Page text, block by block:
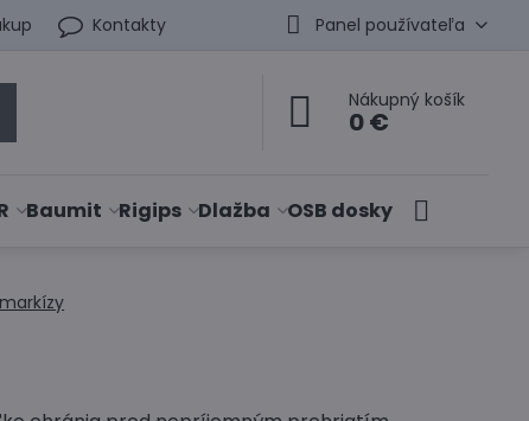
Kontakty Panel používateľa
Nákupný košík
0 €
Baumit Rigips Dlažba OSB dosky